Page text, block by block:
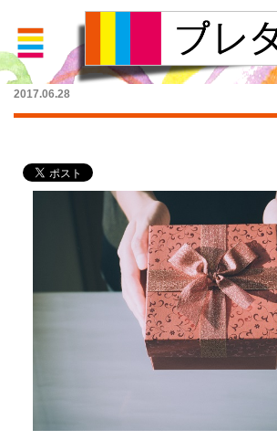
記念日にも！彼女への誕生日プレ
2017.06.28